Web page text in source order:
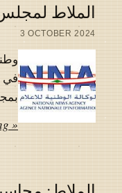
الملاط
3 OCTOBER 2024
في
»